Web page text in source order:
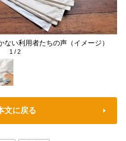
ない利用者たちの声（イメージ）
1 /2
文に戻る